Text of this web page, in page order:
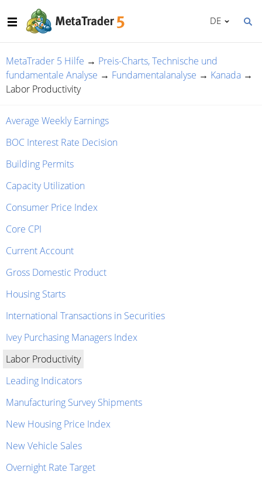
DE
MetaTrader 5 Hilfe → Preis-Charts, Technische und
fundamentale Analyse → Fundamentalanalyse → Kanada →
Labor Productivity
Average Weekly Earnings
BOC Interest Rate Decision
Building Permits
Capacity Utilization
Consumer Price Index
Core CPI
Current Account
Gross Domestic Product
Housing Starts
International Transactions in Securities
Ivey Purchasing Managers Index
Labor Productivity
Leading Indicators
Manufacturing Survey Shipments
New Housing Price Index
New Vehicle Sales
Overnight Rate Target